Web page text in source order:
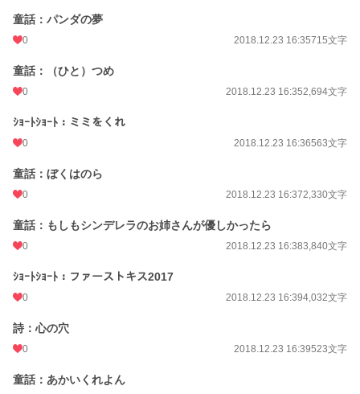
童話：パンダの夢
0 2018.12.23 16:35715文字
童話：（ひと）つめ
0 2018.12.23 16:352,694文字
ｼｮｰﾄｼｮｰﾄ：ミミをくれ
0 2018.12.23 16:36563文字
童話：ぼくはのら
0 2018.12.23 16:372,330文字
童話：もしもシンデレラのお姉さんが優しかったら
0 2018.12.23 16:383,840文字
ｼｮｰﾄｼｮｰﾄ：ファーストキス2017
0 2018.12.23 16:394,032文字
詩：心の穴
0 2018.12.23 16:39523文字
童話：あかいくれよん